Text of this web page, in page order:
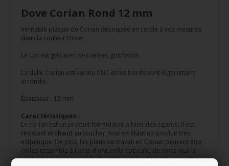
Dove Corian Rond 12 mm
Véritable plaque de Corian découpée en cercle à vos mesures
dans la couleur Dove.
Le ton est gris avec des veines gris foncé.
La dalle Corian est usinée CNC et les bords sont légèrement
arrondis.
Épaisseur : 12 mm
Caractéristiques :
Le corian est un produit formidable à bien des égards. Il est
résistant et chaud au toucher, tout en étant un produit très
esthétique. De plus, les plans de travail en Corian peuvent être
collés ensemble à l'aide d'une colle spéciale, de sorte que le
joint est presque invisible. Toutefois, cela nécessite un certain